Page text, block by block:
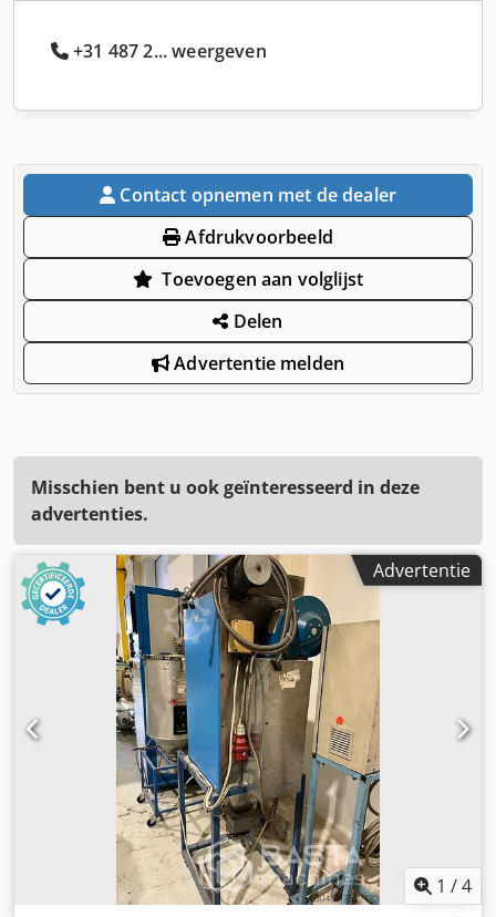
+31 487 2... weergeven
Contact opnemen met de dealer
Afdrukvoorbeeld
Toevoegen aan volglijst
Delen
Advertentie melden
Misschien bent u ook geïnteresseerd in deze
advertenties.
Advertentie
1 /4